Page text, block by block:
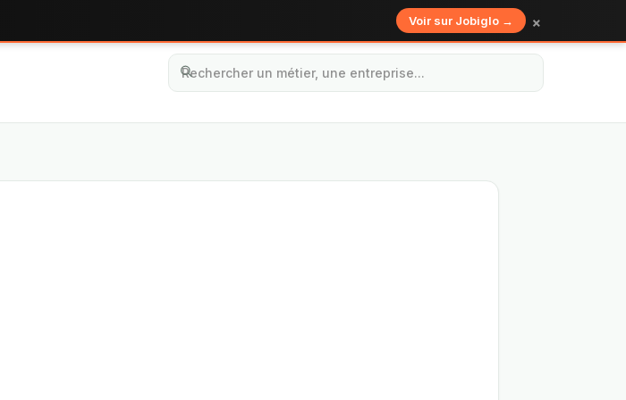
Voir sur Jobiglo → ×